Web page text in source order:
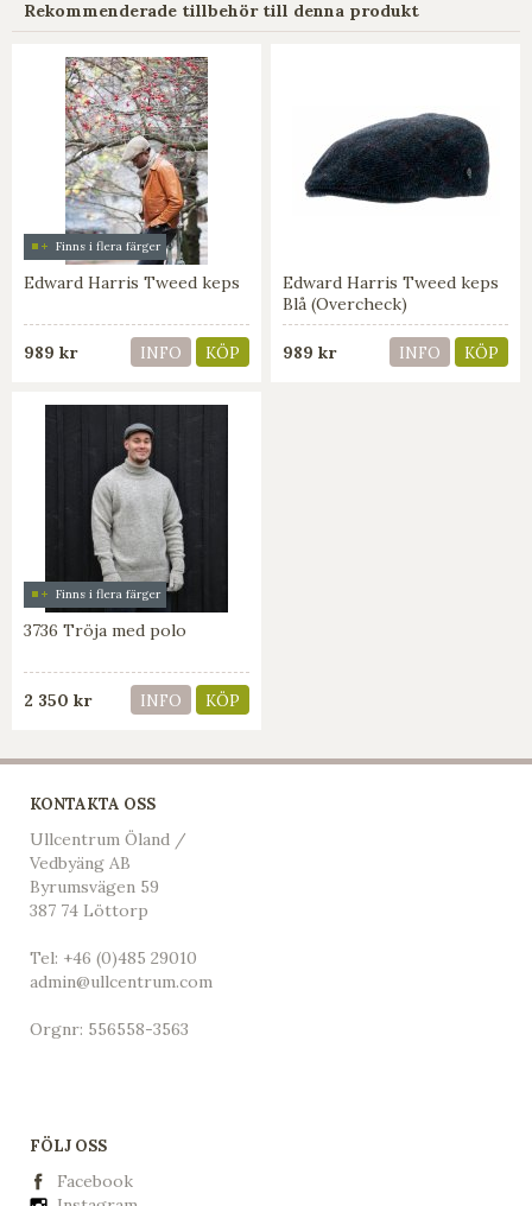
Rekommenderade tillbehör till denna produkt
Finns i flera färger
Edward Harris Tweed keps
989 kr INFO KÖP
Edward Harris Tweed keps
Blå (Overcheck)
989 kr INFO KÖP
Finns i flera färger
3736 Tröja med polo
2 350 kr INFO KÖP
KONTAKTA OSS
Ullcentrum Öland /
Vedbyäng AB
Byrumsvägen 59
387 74 Löttorp
Tel: +46 (0)485 29010
admin@ullcentrum.com
Orgnr: 556558-3563
FÖLJ OSS
Facebook